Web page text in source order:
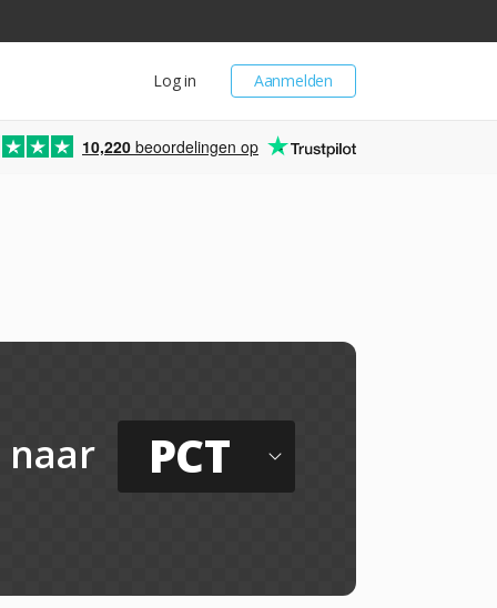
Aanmelden
Log in
10,220 beoordelingen op
naar PCT